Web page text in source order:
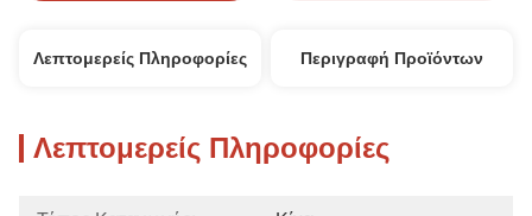
Λεπτομερείς Πληροφορίες Περιγραφή Προϊόντων
Λεπτομερείς Πληροφορίες